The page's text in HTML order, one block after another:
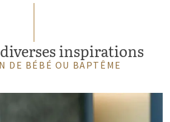
inspirations
DE BÉBÉ OU BAPTÊME